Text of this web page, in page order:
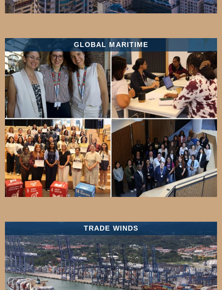
GLOBAL MARITIME
TRADE WINDS